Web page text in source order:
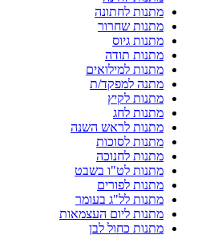
מתנות לחתונה
מתנות שחרור
מתנות גיוס
מתנות תודה
מתנות למילואים
מתנה למפקד/ת
מתנות לקיץ
מתנות לחג
מתנות לראש השנה
מתנות לסוכות
מתנות לחנוכה
מתנות לט"ו בשבט
מתנות לפורים
מתנות לל"ג בעומר
מתנות ליום העצמאות
מתנות כחול לבן